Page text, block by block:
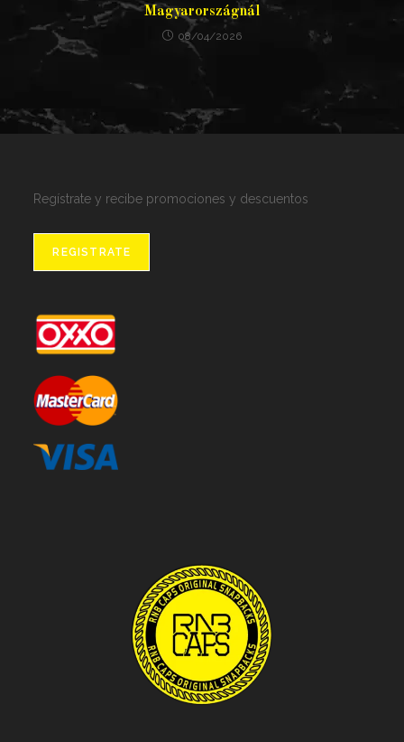
Magyarországnál
08/04/2026
Regístrate y recibe promociones y descuentos
Recuerda en compras de
$1900 o más te regalamos el
envío a todo México
11:58